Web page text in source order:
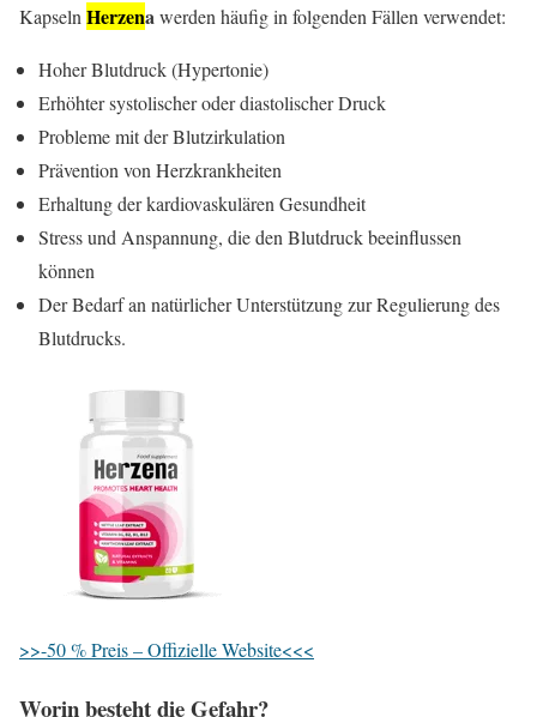
Kapseln Herzenawerden häufig in folgenden Fällen verwendet:
Hoher Blutdruck (Hypertonie)
Erhöhter systolischer oder diastolischer Druck
Probleme mit der Blutzirkulation
Prävention von Herzkrankheiten
Erhaltung der kardiovaskulären Gesundheit
Stress und Anspannung, die den Blutdruck beeinflussen
können
Der Bedarf an natürlicher Unterstützung zur Regulierung des
Blutdrucks.
>>-50 % Preis – Offizielle Website<<<
Worin besteht die Gefahr?